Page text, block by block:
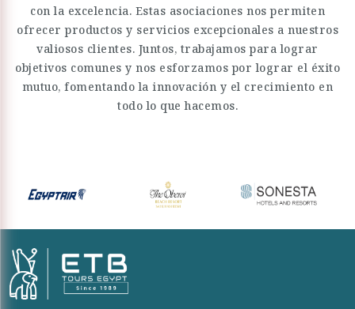
con la excelencia. Estas asociaciones nos permiten
ofrecer productos y servicios excepcionales a nuestros
valiosos clientes. Juntos, trabajamos para lograr
objetivos comunes y nos esforzamos por lograr el éxito
mutuo, fomentando la innovación y el crecimiento en
todo lo que hacemos.